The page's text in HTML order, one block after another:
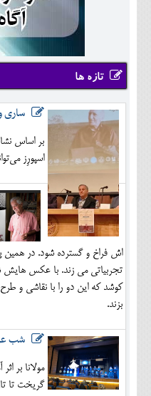
تازه ها
ساری
بر اساس
اسپورِز
اش فراخ و گسترده شود. در
تجربیاتی می زند. با عکس
کوشد که این دو را با نقاشی و
بزند.
شب
مولانا بر
گریخت تا